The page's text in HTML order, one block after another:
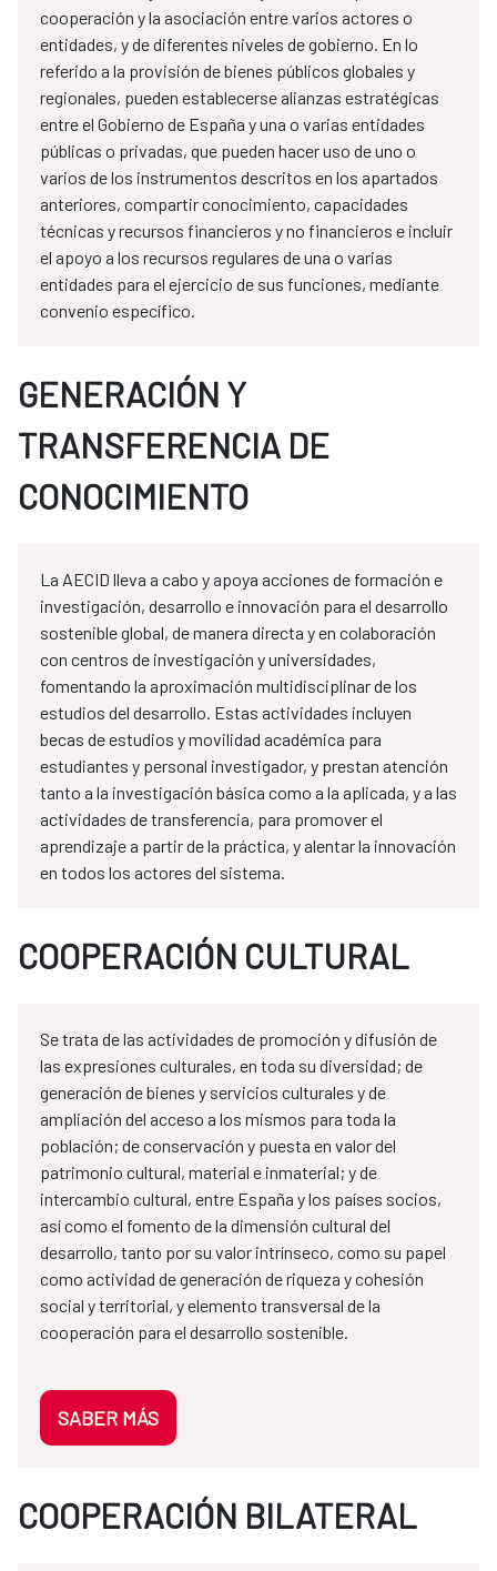
cooperación y la asociación entre varios actores o
entidades, y de diferentes niveles de gobierno. En lo
referido a la provisión de bienes públicos globales y
regionales, pueden establecerse alianzas estratégicas
entre el Gobierno de España y una o varias entidades
públicas o privadas, que pueden hacer uso de uno o
varios de los instrumentos descritos en los apartados
anteriores, compartir conocimiento, capacidades
técnicas y recursos financieros y no financieros e incluir
el apoyo a los recursos regulares de una o varias
entidades para el ejercicio de sus funciones, mediante
convenio específico.
GENERACIÓN Y
TRANSFERENCIA DE
CONOCIMIENTO
La AECID lleva a cabo y apoya acciones de formación e
investigación, desarrollo e innovación para el desarrollo
sostenible global, de manera directa y en colaboración
con centros de investigación y universidades,
fomentando la aproximación multidisciplinar de los
estudios del desarrollo. Estas actividades incluyen
becas de estudios y movilidad académica para
estudiantes y personal investigador, y prestan atención
tanto a la investigación básica como a la aplicada, y a las
actividades de transferencia, para promover el
aprendizaje a partir de la práctica, y alentar la innovación
en todos los actores del sistema.
COOPERACIÓN CULTURAL
Se trata de las actividades de promoción y difusión de
las expresiones culturales, en toda su diversidad; de
generación de bienes y servicios culturales y de
ampliación del acceso a los mismos para toda la
población; de conservación y puesta en valor del
patrimonio cultural, material e inmaterial; y de
intercambio cultural, entre España y los países socios,
así como el fomento de la dimensión cultural del
desarrollo, tanto por su valor intrínseco, como su papel
como actividad de generación de riqueza y cohesión
social y territorial, y elemento transversal de la
cooperación para el desarrollo sostenible.
SABER MÁS
COOPERACIÓN BILATERAL